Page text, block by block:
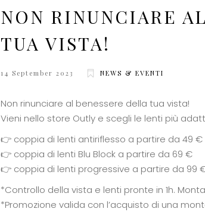
NON RINUNCIARE
TUA VISTA!
14 September 2023 NEWS & EVENTI
Non rinunciare al benessere della tua vista!
Vieni nello store Outly e scegli le lenti più
👉 coppia di lenti antiriflesso a partire da 49 €
👉 coppia di lenti Blu Block a partire da 69 €
👉 coppia di lenti progressive a partire da 99
*Controllo della vista e lenti pronte in 1h.
*Promozione valida con l’acquisto di una